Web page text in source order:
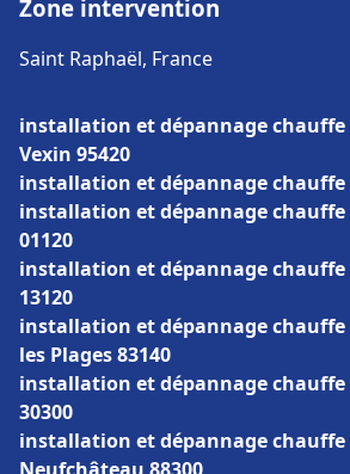
Zone intervention
Saint Raphaël, France
installation et dépannage chauffe
Vexin 95420
installation et dépannage chauffe
installation et dépannage
01120
installation et dépannage chauffe
13120
installation et dépannage chauffe
les Plages 83140
installation et dépannage chauffe
30300
installation et dépannage chauffe